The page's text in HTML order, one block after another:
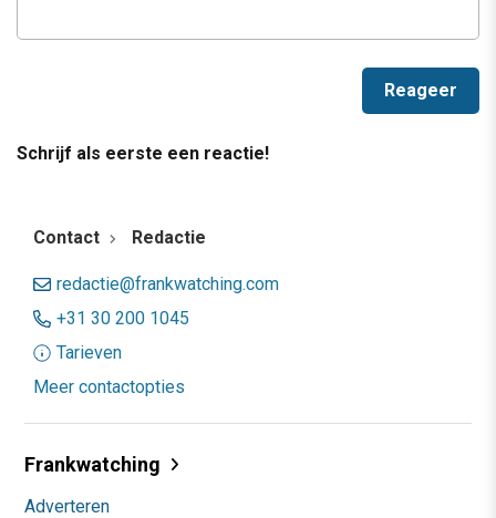
Schrijf als eerste een reactie!
Contact Redactie
redactie@frankwatching.com
+31 30 200 1045
Tarieven
Meer contactopties
Frankwatching
Adverteren